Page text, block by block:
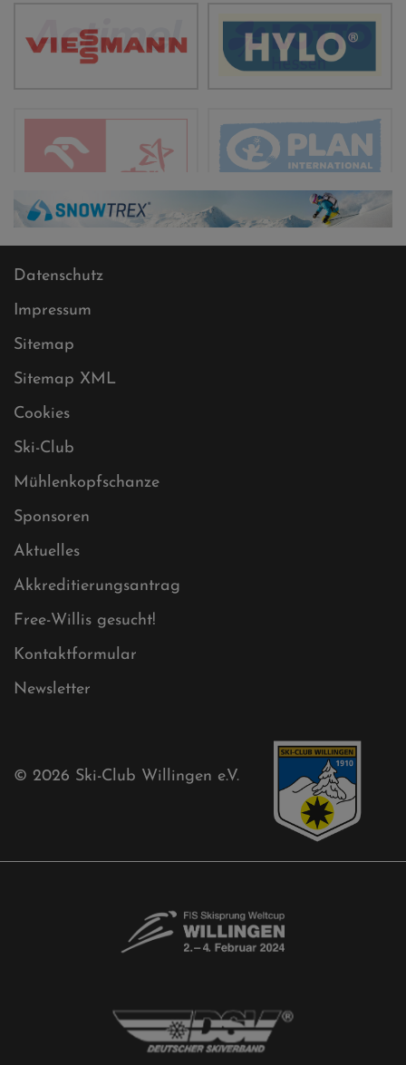
Datenschutz
Impressum
Sitemap
Sitemap XML
Cookies
Ski-Club
Mühlenkopfschanze
Sponsoren
Free-Willis gesucht!
Ski-Club Willingen e.V.